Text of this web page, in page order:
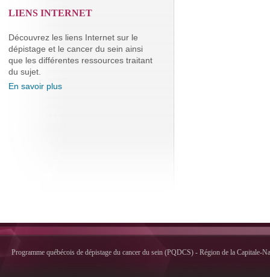
LIENS INTERNET
Découvrez les liens Internet sur le
dépistage et le cancer du sein ainsi
que les différentes ressources traitant
du sujet.
En savoir plus
Programme québécois de dépistage du cancer du sein (PQDCS) - Région de la Capitale-